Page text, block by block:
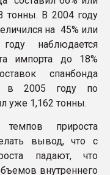
тонны. В 2004 году
на 45% или
наблюдается
импорта до 18%
спанбонда
в 2005 году по
уже 1,162 тонны.
темпов прироста
вывод, что с
падают, что
внутреннего